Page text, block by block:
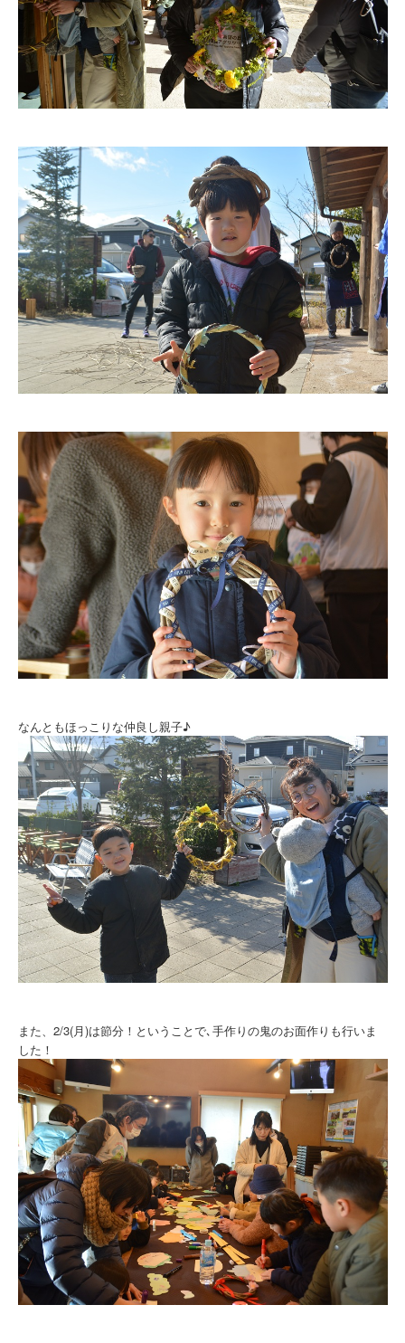
なんともほっこりな仲良し親子♪
また、2/3(月)は節分！ということで､手作りの鬼のお面作りも行いま
した！